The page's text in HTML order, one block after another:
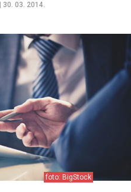
30. 03. 2014.
foto: BigStock